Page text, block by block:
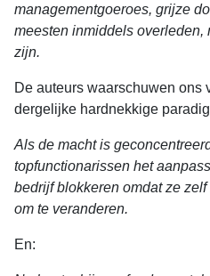
managementgoeroes, grijze
meesten inmiddels overleden,
zijn.
De auteurs waarschuwen ons
dergelijke hardnekkige
Als de macht is
topfunctionarissen het
bedrijf blokkeren omdat ze
om te veranderen.
En: